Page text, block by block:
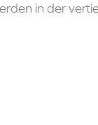
in der